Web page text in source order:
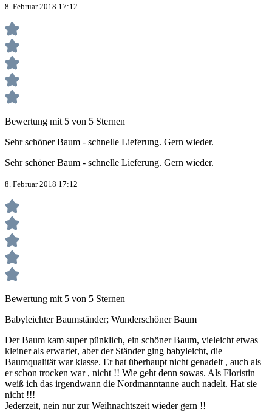
8. Februar 2018 17:12
Bewertung mit 5 von 5 Sternen
Sehr schöner Baum - schnelle Lieferung. Gern wieder.
Sehr schöner Baum - schnelle Lieferung. Gern wieder.
8. Februar 2018 17:12
Bewertung mit 5 von 5 Sternen
Babyleichter Baumständer; Wunderschöner Baum
Der Baum kam super pünklich, ein schöner Baum, vieleicht etwas
kleiner als erwartet, aber der Ständer ging babyleicht, die
Baumqualität war klasse. Er hat überhaupt nicht genadelt , auch als
er schon trocken war , nicht !! Wie geht denn sowas. Als Floristin
weiß ich das irgendwann die Nordmanntanne auch nadelt. Hat sie
nicht !!!
Jederzeit, nein nur zur Weihnachtszeit wieder gern !!